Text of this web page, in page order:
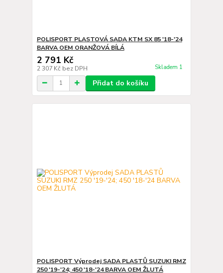
POLISPORT PLASTOVÁ SADA KTM SX 85 '18-'24
BARVA OEM ORANŽOVÁ BÍLÁ
2 791 Kč
2 307 Kč bez DPH Skladem 1
Přidat do košíku
POLISPORT Výprodej SADA PLASTŮ SUZUKI RMZ
250 '19-'24; 450 '18-'24 BARVA OEM ŽLUTÁ